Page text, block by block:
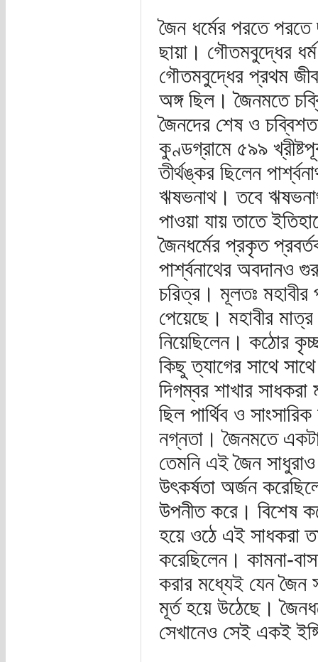
জৈন ধর্মের পরতে
ছায়া। গৌতমবুদ্ধের
গৌতমবুদ্ধের প্রথম
অঙ্গ ছিল। জৈনমতে
জৈনদের শেষ ও
কুণ্ডগ্রামে ৫৯৯
তীর্থঙ্কর ছিলেন
ঋষভনাথ। তবে ঋষভনাথ
পাওয়া যায় তাতে
জৈনধর্মের প্রকৃত
পার্শ্বনাথের অবদানও
চরিত্র। মূলতঃ মহাবীর
পেয়েছে। মহাবীর
নিয়েছিলেন। কঠোর
কিছু ত্যাগের সাথে
দিগম্বর শাখার
ছিল পার্থিব ও
নগ্নতা। জৈনমতে
তেমনি এই জৈন সাধুরাও
উৎকর্ষতা অর্জন
উপনীত করে। বিশেষ
হয়ে ওঠে এই সাধকরা
করেছিলেন। কামনা-
করার মধ্যেই যেন জৈন
মূর্ত হয়ে উঠেছে।
সেখানেও সেই একই